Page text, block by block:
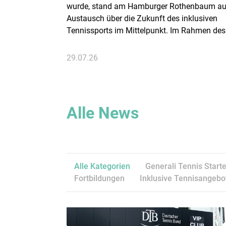
wurde, stand am Hamburger Rothenbaum
Austausch über die Zukunft des inklusiven
Tennissports im Mittelpunkt. Im Rahmen des
Deutschlands lud der Deutsche Tennis Bund
29.07.26
Alle News
Alle Kategorien Generali Tennis
Fortbildungen
Inklusive